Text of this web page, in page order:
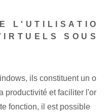
L'UTILISATIO
SOUS
ils constituent un o
productivité et faciliter l'or
fonction, il est possible